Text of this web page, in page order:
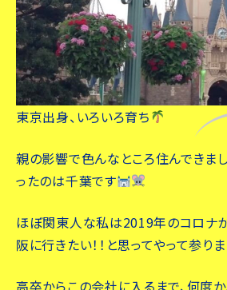
東京出身、いろいろ育ち
親の影響で色んなところ住んできま
ったのは千葉です
ほぼ関東人な私は2019年のコロナ
阪に行きたい！！と思ってやって参り
高卒からこの会社に入るまで、何度